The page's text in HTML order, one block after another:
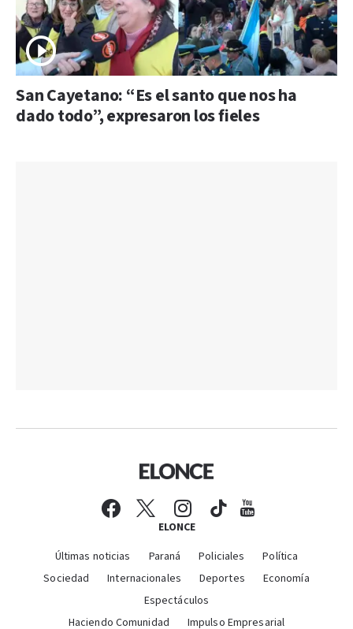
San Cayetano: “Es el santo que nos ha
dado todo”, expresaron los fieles
ELONCE
Últimas noticias Paraná Policiales
Política
Sociedad
Internacionales Deportes
Economía
Espectáculos
Haciendo Comunidad
Impulso Empresarial